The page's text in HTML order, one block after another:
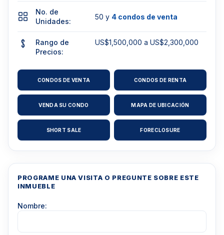
No. de
Unidades:
50 y 4 condos de venta
Rango de
Precios:
US$1,500,000 a US$2,300,000
CONDOS DE VENTA CONDOS DE RENTA
VENDA SU CONDO MAPA DE UBICACIÓN
SHORT SALE FORECLOSURE
PROGRAME UNA VISITA O PREGUNTE SOBRE ESTE
INMUEBLE
Nombre: